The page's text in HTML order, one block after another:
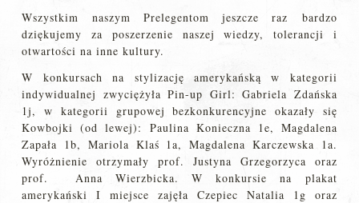
Wszystkim naszym Prelegentom jeszcze raz bardzo
dziękujemy za poszerzenie naszej wiedzy, tolerancji i
otwartości na inne kultury.
W konkursach na stylizację amerykańską w kategorii
indywidualnej zwyciężyła Pin-up Girl: Gabriela Zdańska
1j, w kategorii grupowej bezkonkurencyjne okazały się
Kowbojki (od lewej): Paulina Konieczna 1e, Magdalena
Zapała 1b, Mariola Klaś 1a, Magdalena Karczewska 1a.
Wyróżnienie otrzymały prof. Justyna Grzegorzyca oraz
prof. Anna Wierzbicka. W konkursie na plakat
amerykański I miejsce zajęła Czepiec Natalia 1g oraz